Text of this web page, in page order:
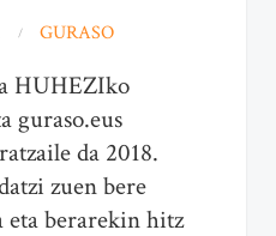
GURASO
HUHEZIko
guraso.eus
da 2018.
zuen bere
eta berarekin hitz